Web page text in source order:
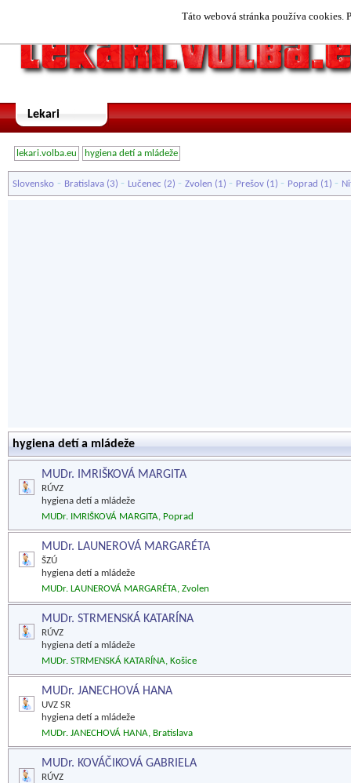
Táto webová stránka používa cookies.
Lekari
lekari.volba.eu hygiena detí a mládeže
Slovensko - Bratislava (3) - Lučenec (2) - Zvolen (1) - Prešov (1) - Poprad (1) -
hygiena detí a mládeže
MUDr. IMRIŠKOVÁ MARGITA
RÚVZ
hygiena detí a mládeže
MUDr. IMRIŠKOVÁ MARGITA, Poprad
MUDr. LAUNEROVÁ MARGARÉTA
ŠZÚ
hygiena detí a mládeže
MUDr. LAUNEROVÁ MARGARÉTA, Zvolen
MUDr. STRMENSKÁ KATARÍNA
RÚVZ
hygiena detí a mládeže
MUDr. STRMENSKÁ KATARÍNA, Košice
MUDr. JANECHOVÁ HANA
UVZ SR
hygiena detí a mládeže
MUDr. JANECHOVÁ HANA, Bratislava
MUDr. KOVÁČIKOVÁ GABRIELA
RÚVZ